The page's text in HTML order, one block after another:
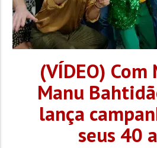
(VÍDEO)
Manu
lança
seus 40